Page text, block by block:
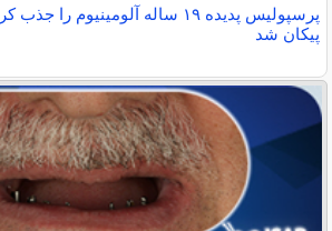
پرسپولیس پدیده ۱۹ ساله آلومینیوم
پیکان شد